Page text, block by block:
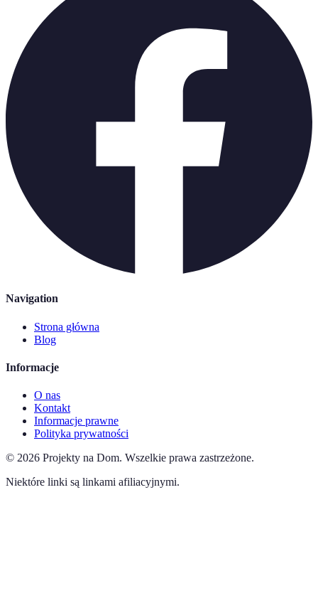
Navigation
Strona główna
Blog
Informacje
O nas
Kontakt
Informacje prawne
Polityka prywatności
© 2026 Projekty na Dom. Wszelkie prawa zastrzeżone.
Niektóre linki są linkami afiliacyjnymi.